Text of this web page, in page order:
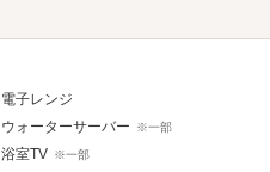
電子レンジ
ウォーターサーバー ※一部
浴室TV ※一部